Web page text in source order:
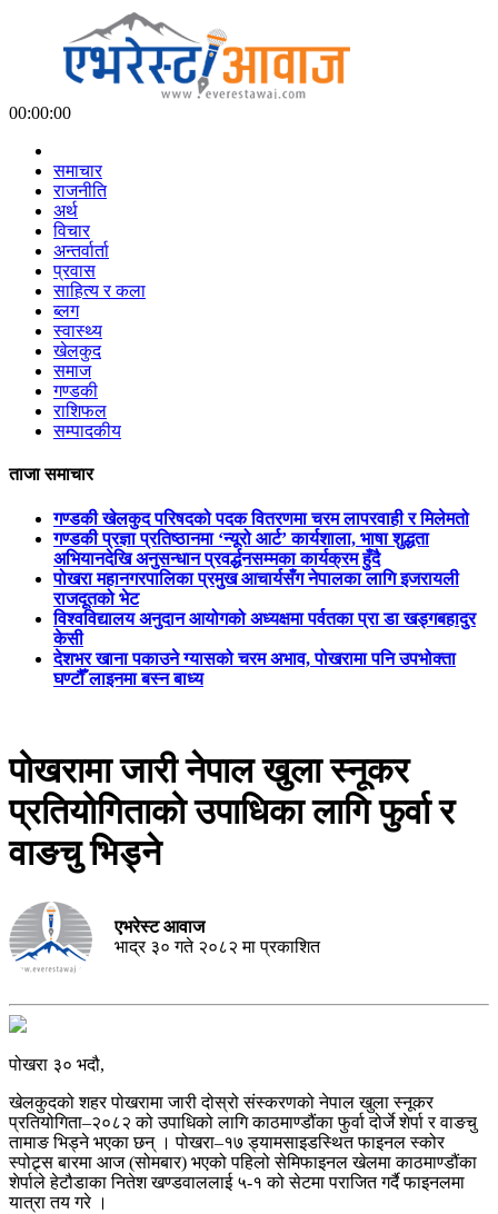
00:00:00
समाचार
राजनीति
अर्थ
विचार
अन्तर्वार्ता
प्रवास
साहित्य र कला
ब्लग
स्वास्थ्य
खेलकुद
समाज
गण्डकी
राशिफल
सम्पादकीय
ताजा समाचार
गण्डकी खेलकुद परिषदको पदक वितरणमा चरम लापरवाही र मिलेमतो
गण्डकी प्रज्ञा प्रतिष्ठानमा ‘न्यूरो आर्ट’ कार्यशाला, भाषा शुद्धता
अभियानदेखि अनुसन्धान प्रवर्द्धनसम्मका कार्यक्रम हुँदै
पोखरा महानगरपालिका प्रमुख आचार्यसँग नेपालका लागि इजरायली
राजदूतको भेट
विश्वविद्यालय अनुदान आयोगको अध्यक्षमा पर्वतका प्रा डा खड्गबहादुर
केसी
देशभर खाना पकाउने ग्यासको चरम अभाव, पोखरामा पनि उपभोक्ता
घण्टौँ लाइनमा बस्न बाध्य
पोखरामा जारी नेपाल खुला स्नूकर
प्रतियोगिताको उपाधिका लागि फुर्वा र
वाङचु भिड्ने
एभरेस्ट आवाज
भाद्र ३० गते २०८२ मा प्रकाशित
पोखरा ३० भदौ,
खेलकुदको शहर पोखरामा जारी दोस्रो संस्करणको नेपाल खुला स्नूकर
प्रतियोगिता–२०८२ को उपाधिको लागि काठमाण्डौंका फुर्वा दोर्जे शेर्पा र वाङचु
तामाङ भिड्ने भएका छन् । पोखरा–१७ ड्यामसाइडस्थित फाइनल स्कोर
स्पोट्र्स बारमा आज (सोमबार) भएको पहिलो सेमिफाइनल खेलमा काठमाण्डौंका
शेर्पाले हेटौडाका नितेश खण्डवाललाई ५-१ को सेटमा पराजित गर्दै फाइनलमा
यात्रा तय गरे ।